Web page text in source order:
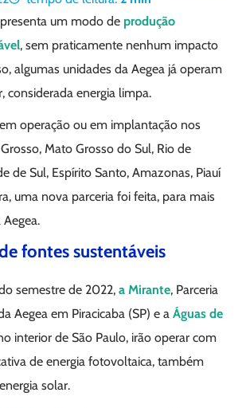
um modo de produção
, sem praticamente nenhum impacto
algumas unidades da Aegea já operam
considerada energia limpa.
operação ou em implantação nos
Mato Grosso do Sul, Rio de
de Sul, Espírito Santo, Amazonas, Piauí
uma nova parceria foi feita, para mais
fontes sustentáveis
semestre de 2022,a Mirante, Parceria
Aegea em Piracicaba (SP) e aÁguas de
interior de São Paulo, irão operar com
de energia fotovoltaica, também
solar.